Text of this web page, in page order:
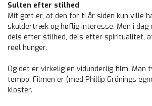
Sulten efter stilhed
Mit gæt er, at den for ti år siden kun ville
skuldertræk og høflig interesse. Men i dag
dels efter stilhed, dels efter spiritualitet,
reel hunger.
Og det er virkelig en vidunderlig film. Man
tempo. Filmen er (med Phillip Grönings
kloster.